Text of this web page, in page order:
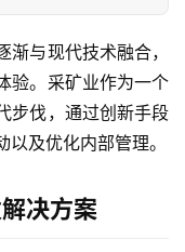
与现代技术融合，
验。采矿业作为一个
步伐，通过创新手段
及优化内部管理。
决方案